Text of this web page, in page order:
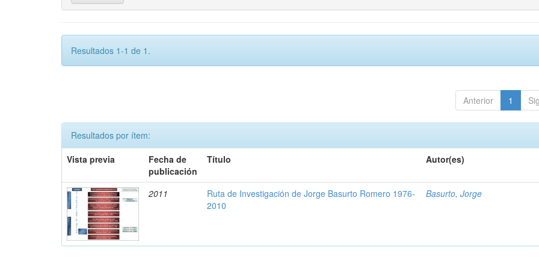
Resultados 1-1 de 1.
Anterior 1
Resultados por ítem:
Vista previa
Fecha de
publicación
Título Autor(es)
2011
Ruta de Investigación de Jorge Basurto Romero 1976-
2010
Basurto, Jorge